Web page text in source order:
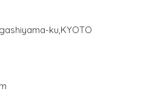
ku,KYOTO